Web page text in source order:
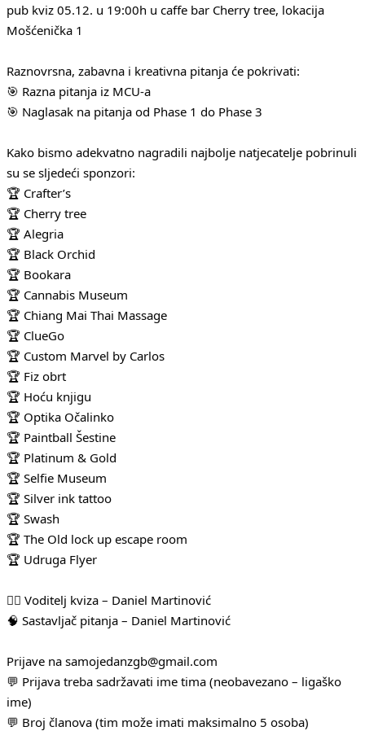
pub kviz 05.12. u 19:00h u caffe bar Cherry tree, lokacija
Mošćenička 1
Raznovrsna, zabavna i kreativna pitanja će pokrivati:
🎯 Razna pitanja iz MCU-a
🎯 Naglasak na pitanja od Phase 1 do Phase 3
Kako bismo adekvatno nagradili najbolje natjecatelje pobrinuli
su se sljedeći sponzori:
🏆 Crafter’s
🏆 Cherry tree
🏆 Alegria
🏆 Black Orchid
🏆 Bookara
🏆 Cannabis Museum
🏆 Chiang Mai Thai Massage
🏆 ClueGo
🏆 Custom Marvel by Carlos
🏆 Fiz obrt
🏆 Hoću knjigu
🏆 Optika Očalinko
🏆 Paintball Šestine
🏆 Platinum & Gold
🏆 Selfie Museum
🏆 Silver ink tattoo
🏆 Swash
🏆 The Old lock up escape room
🏆 Udruga Flyer
🧛‍♂️ Voditelj kviza – Daniel Martinović
🧠 Sastavljač pitanja – Daniel Martinović
Prijave na samojedanzgb@gmail.com
💬 Prijava treba sadržavati ime tima (neobavezano – ligaško
ime)
💬 Broj članova (tim može imati maksimalno 5 osoba)